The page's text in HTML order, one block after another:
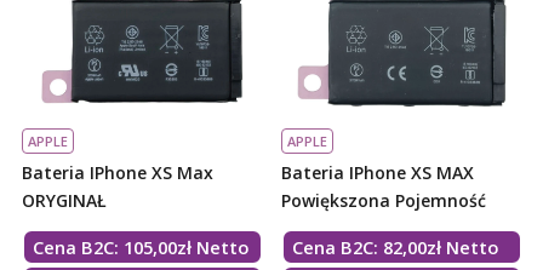
APPLE
Bateria IPhone XS Max
ORYGINAŁ
Cena B2C: 105,00zł Netto
APPLE
Bateria IPhone XS MAX
Powiększona Pojemność
Cena B2C: 82,00zł Netto